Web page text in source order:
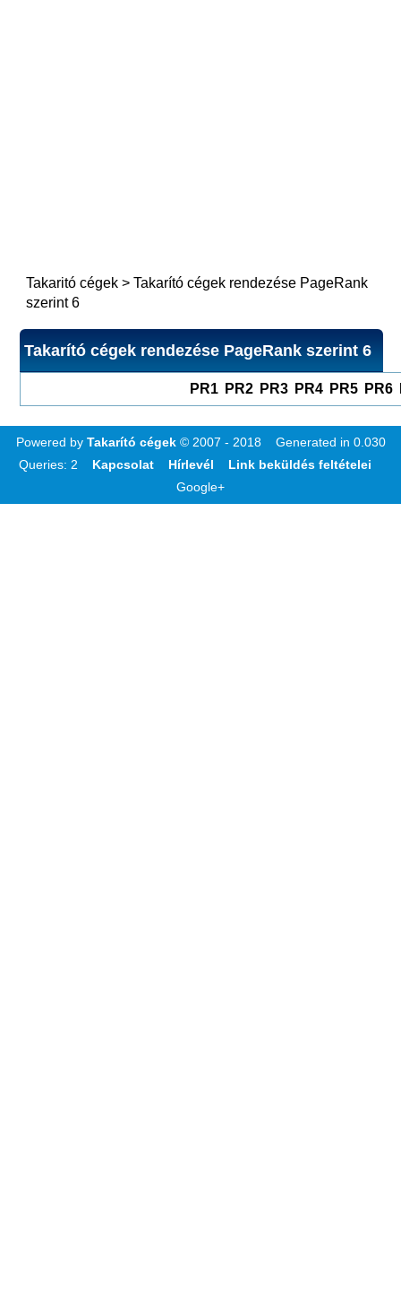
Takaritó cégek >Takarító cégek rendezése PageRank
szerint 6
Takarító cégek rendezése PageRank szerint 6
PR1 PR2 PR3 PR4 PR5 PR6
Powered by Takarító cégek© 2007 - 2018 Generated in 0.030
Queries: 2 Kapcsolat Hírlevél
Link beküldés feltételei
Google+